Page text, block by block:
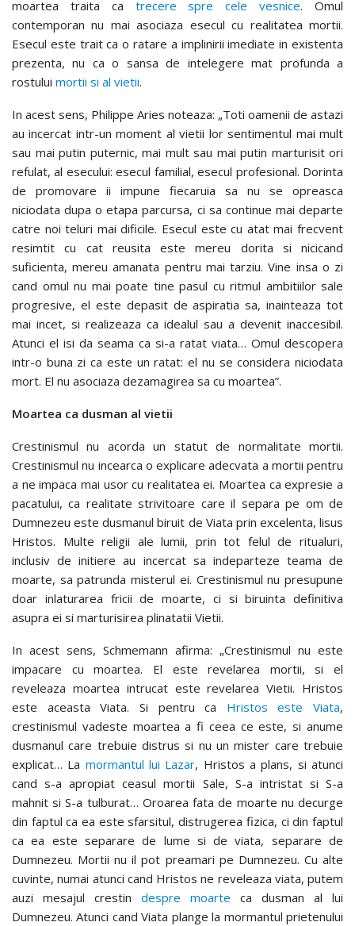
moartea traita ca trecere spre cele vesnice. Omul
contemporan nu mai asociaza esecul cu realitatea mortii.
Esecul este trait ca o ratare a implinirii imediate in existenta
prezenta, nu ca o sansa de intelegere mat profunda a
rostului mortii si al vietii.
In acest sens, Philippe Aries noteaza: „Toti oamenii de astazi
au incercat intr-un moment al vietii lor sentimentul mai mult
sau mai putin puternic, mai mult sau mai putin marturisit ori
refulat, al esecului: esecul familial, esecul profesional. Dorinta
de promovare ii impune fiecaruia sa nu se opreasca
niciodata dupa o etapa parcursa, ci sa continue mai departe
catre noi teluri mai dificile. Esecul este cu atat mai frecvent
resimtit cu cat reusita este mereu dorita si nicicand
suficienta, mereu amanata pentru mai tarziu. Vine insa o zi
cand omul nu mai poate tine pasul cu ritmul ambitiilor sale
progresive, el este depasit de aspiratia sa, inainteaza tot
mai incet, si realizeaza ca idealul sau a devenit inaccesibil.
Atunci el isi da seama ca si-a ratat viata… Omul descopera
intr-o buna zi ca este un ratat: el nu se considera niciodata
mort. El nu asociaza dezamagirea sa cu moartea”.
Moartea ca dusman al vietii
Crestinismul nu acorda un statut de normalitate mortii.
Crestinismul nu incearca o explicare adecvata a mortii pentru
a ne impaca mai usor cu realitatea ei. Moartea ca expresie a
pacatului, ca realitate strivitoare care il separa pe om de
Dumnezeu este dusmanul biruit de Viata prin excelenta, lisus
Hristos. Multe religii ale lumii, prin tot felul de ritualuri,
inclusiv de initiere au incercat sa indeparteze teama de
moarte, sa patrunda misterul ei. Crestinismul nu presupune
doar inlaturarea fricii de moarte, ci si biruinta definitiva
asupra ei si marturisirea plinatatii Vietii.
In acest sens, Schmemann afirma: „Crestinismul nu este
impacare cu moartea. El este revelarea mortii, si el
reveleaza moartea intrucat este revelarea Vietii. Hristos
este aceasta Viata. Si pentru ca Hristos este Viata,
crestinismul vadeste moartea a fi ceea ce este, si anume
dusmanul care trebuie distrus si nu un mister care trebuie
explicat… La mormantul lui Lazar, Hristos a plans, si atunci
cand s-a apropiat ceasul mortii Sale, S-a intristat si S-a
mahnit si S-a tulburat… Oroarea fata de moarte nu decurge
din faptul ca ea este sfarsitul, distrugerea fizica, ci din faptul
ca ea este separare de lume si de viata, separare de
Dumnezeu. Mortii nu il pot preamari pe Dumnezeu. Cu alte
cuvinte, numai atunci cand Hristos ne reveleaza viata, putem
auzi mesajul crestin despre moarte ca dusman al lui
Dumnezeu. Atunci cand Viata plange la mormantul prietenului